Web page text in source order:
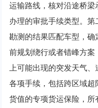
运输路线，核对沿途桥
办理的审批手续类型。
勘测的结果匹配车型，
前规划绕行或者错峰方
上可能出现的突发天气
各项手续，包括跨区域
货值的专项货运保险，